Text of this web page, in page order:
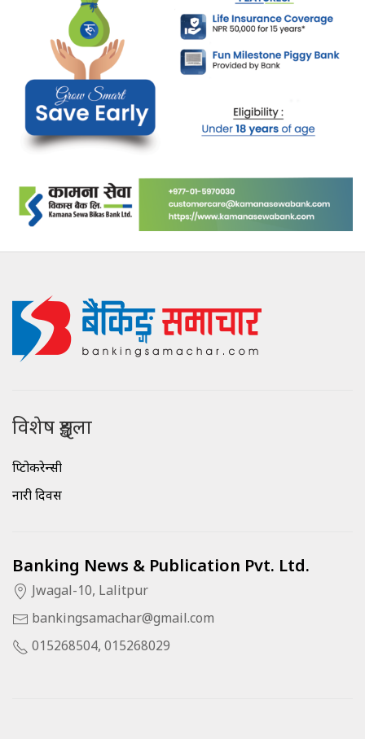
विशेष शृङ्खला
क्रिप्टोकरेन्सी
नारी दिवस
Banking News & Publication Pvt. Ltd.
Jwagal-10, Lalitpur
bankingsamachar@gmail.com
015268504, 015268029